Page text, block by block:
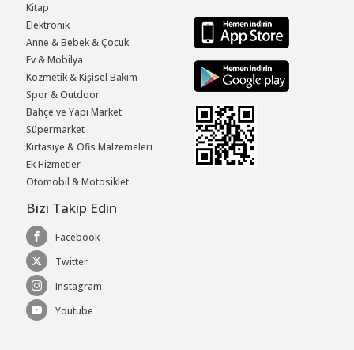
Kitap
Elektronik
Anne & Bebek & Çocuk
Ev & Mobilya
Kozmetik & Kişisel Bakım
Spor & Outdoor
Bahçe ve Yapı Market
Süpermarket
Kırtasiye & Ofis Malzemeleri
Ek Hizmetler
Otomobil & Motosiklet
Bizi Takip Edin
Facebook
Twitter
Instagram
Youtube